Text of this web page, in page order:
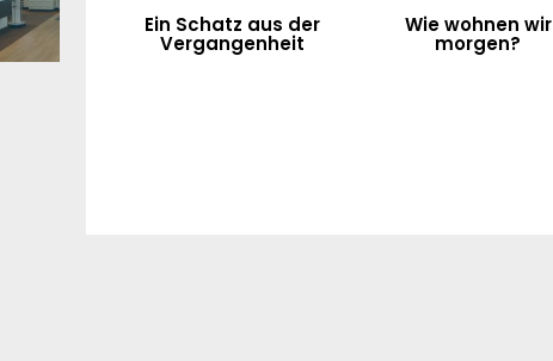
Ein Schatz aus der
Vergangenheit
Wie wohnen wir
morgen?